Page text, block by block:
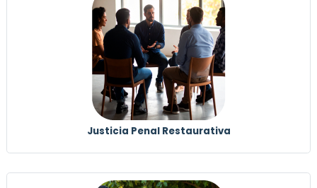
Justicia Penal Restaurativa